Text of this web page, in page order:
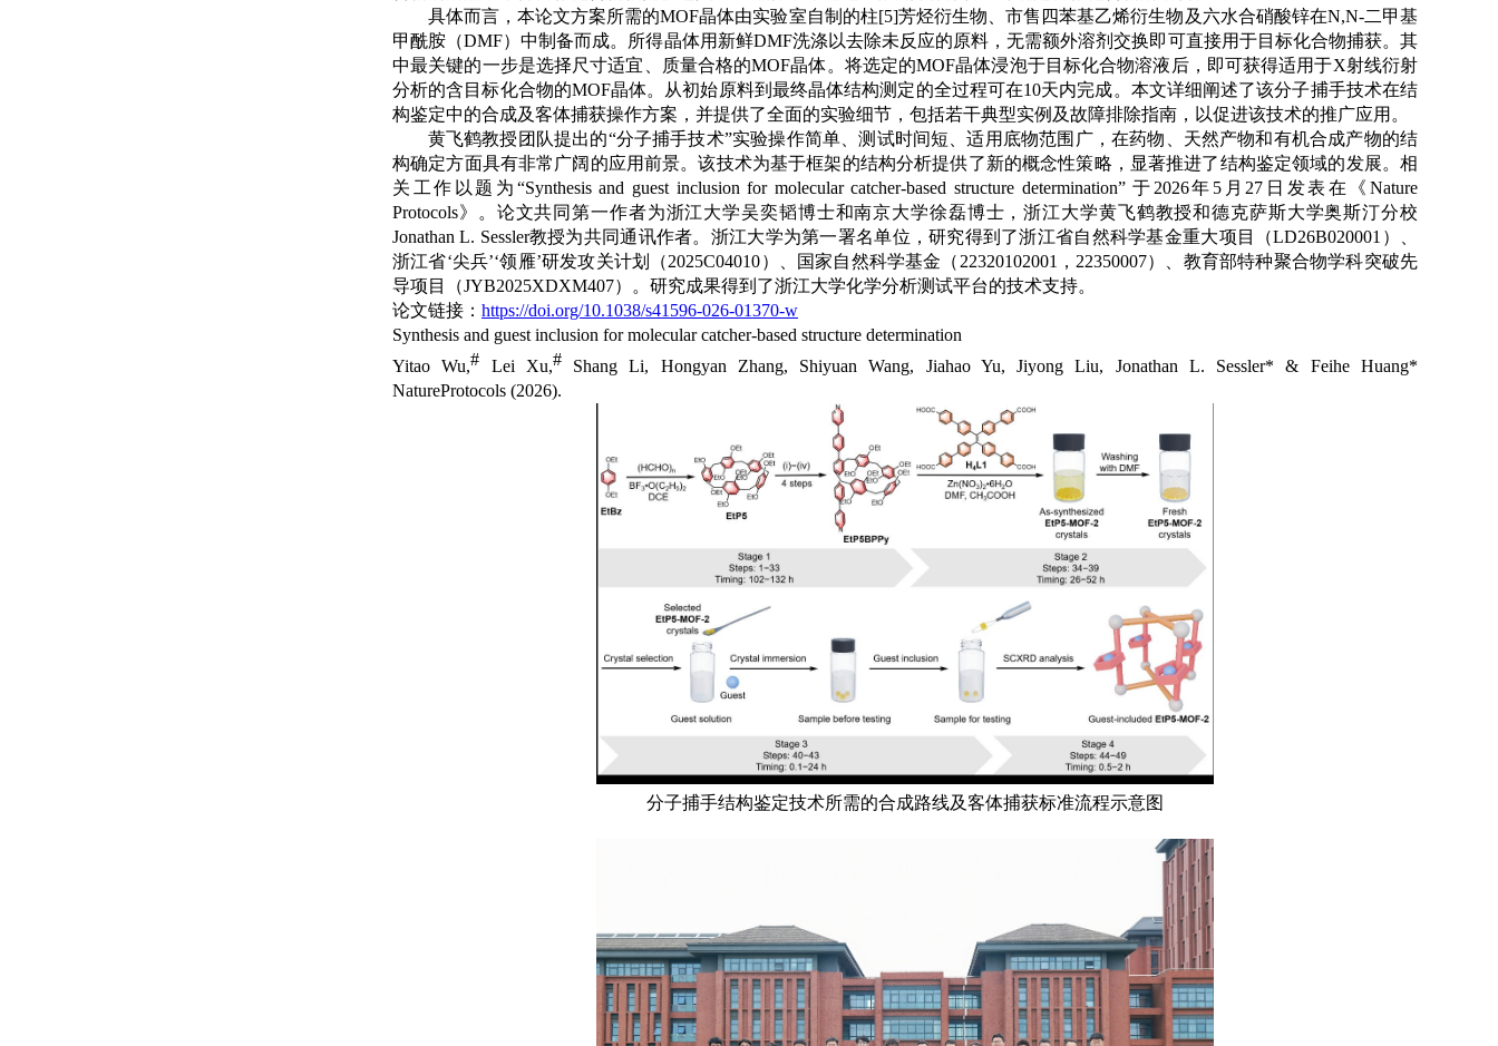
具体而言，本论文方案所需的MOF晶体由实验室自制的柱[5]芳烃衍生物、市售四苯基乙烯衍生物及六水合硝酸锌在N,N-二甲基
甲酰胺（DMF）中制备而成。所得晶体用新鲜DMF洗涤以去除未反应的原料，无需额外溶剂交换即可直接用于目标化合物捕获。其
中最关键的一步是选择尺寸适宜、质量合格的MOF晶体。将选定的MOF晶体浸泡于目标化合物溶液后，即可获得适用于X射线衍射
分析的含目标化合物的MOF晶体。从初始原料到最终晶体结构测定的全过程可在10天内完成。本文详细阐述了该分子捕手技术在结
构鉴定中的合成及客体捕获操作方案，并提供了全面的实验细节，包括若干典型实例及故障排除指南，以促进该技术的推广应用。
黄飞鹤教授团队提出的“分子捕手技术”实验操作简单、测试时间短、适用底物范围广，在药物、天然产物和有机合成产物的结
构确定方面具有非常广阔的应用前景。该技术为基于框架的结构分析提供了新的概念性策略，显著推进了结构鉴定领域的发展。相
关工作以题为“Synthesis and guest inclusion for molecular catcher-based structure determination”于 2026年 5 月 27 日发表在《Nature
Protocols》。论文共同第一作者为浙江大学吴奕韬博士和南京大学徐磊博士，浙江大学黄飞鹤教授和德克萨斯大学奥斯汀分校
Jonathan L. Sessler教授为共同通讯作者。浙江大学为第一署名单位，研究得到了浙江省自然科学基金重大项目（LD26B020001 ）、
浙江省‘尖兵’‘领雁’研发攻关计划（2025C04010）、国家自然科学基金（ 22320102001 ， 22350007）、教育部特种聚合物学科突破先
导项目（JYB2025XDXM407）。研究成果得到了浙江大学化学分析测试平台的技术支持。
论文链接： https://doi.org/10.1038/s41596-026-01370-w
Synthesis and guest inclusion for molecular catcher-based structure determination
Yitao Wu,# Lei Xu,#Shang Li, Hongyan Zhang, Shiyuan Wang, Jiahao Yu, Jiyong Liu, Jonathan L. Sessler* & Feihe Huang*
NatureProtocols (2026).
分子捕手结构鉴定技术所需的合成路线及客体捕获标准流程示意图